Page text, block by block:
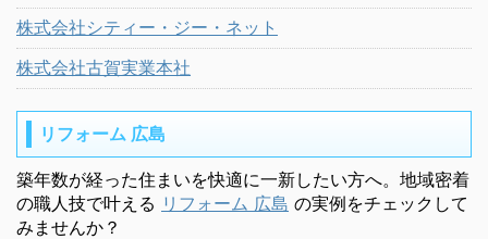
株式会社シティー・ジー・ネット
株式会社古賀実業本社
リフォーム 広島
築年数が経った住まいを快適に一新したい方へ。地域密着
の職人技で叶える リフォーム 広島 の実例をチェックして
みませんか？